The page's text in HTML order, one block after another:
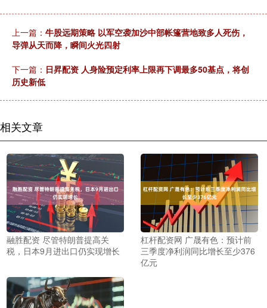
上一篇： 牛股远期策略 以军空袭加沙中部帐篷营地致多人死伤，
导弹从天而降，瞬间火光四射
下一篇： 日昇配资 人身险预定利率上限再下调最多50基点，将创
历史新低
相关文章
融胜配资 尽管特朗普提高关
税，日本9月进出口仍实现增长
杠杆配资网 广晟有色：预计前
三季度净利润同比增长至少376
亿元